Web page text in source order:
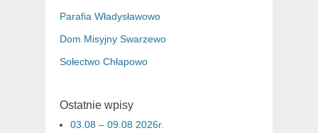
Parafia Władysławowo
Dom Misyjny Swarzewo
Sołectwo Chłapowo
Ostatnie wpisy
03.08 – 09.08 2026r.